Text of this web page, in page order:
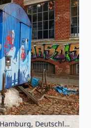
Bemalter Bauwagen in Ottensen, Hamburg, Deutschland